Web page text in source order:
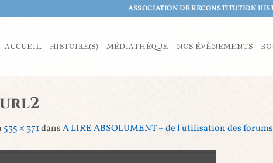
ASSOCIATION DE RECONSTITUTION
ACCUEIL HISTOIRE(S) MÉDIATHÈQUE NOS ÉVÈNEMENTS
535 × 371dansA LIRE ABSOLUMENT – de l'utilisation des